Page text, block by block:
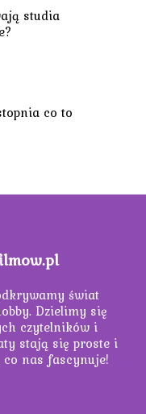
studia
co to
świat
Dzielimy się
czytelników i
stają się proste i
co nas fascynuje!